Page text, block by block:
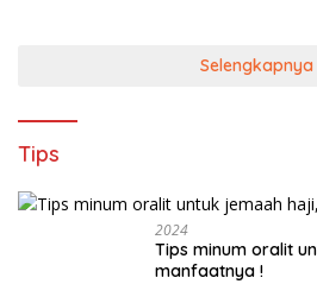
Selengkapnya
Tips
2024
Tips minum oralit
manfaatnya !